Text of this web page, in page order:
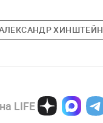
ХИНШТЕЙН
LIFE